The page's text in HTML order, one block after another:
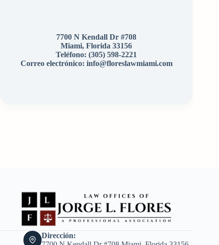
7700 N Kendall Dr #708
Miami, Florida 33156
Teléfono:(305) 598-2221
Correo electrónico: info@floreslawmiami.com
Dirección: